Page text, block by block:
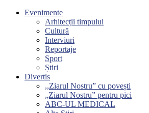
Evenimente
Arhitecții timpului
Cultură
Interviuri
Reportaje
Sport
Știri
Divertis
,,Ziarul Nostru” cu povești
„Ziarul Nostru” pentru pici
ABC-UL MEDICAL